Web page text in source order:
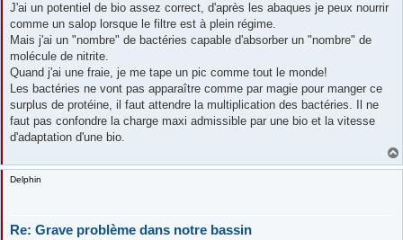
J'ai un potentiel de bio assez correct, d'après les abaques je peux nourrir
comme un salop lorsque le filtre est à plein régime.
Mais j'ai un "nombre" de bactéries capable d'absorber un "nombre" de
molécule de nitrite.
Quand j'ai une fraie, je me tape un pic comme tout le monde!
Les bactéries ne vont pas apparaître comme par magie pour manger ce
surplus de protéine, il faut attendre la multiplication des bactéries. Il ne
faut pas confondre la charge maxi admissible par une bio et la vitesse
d'adaptation d'une bio.
Delphin
Re: Grave problème dans notre bassin